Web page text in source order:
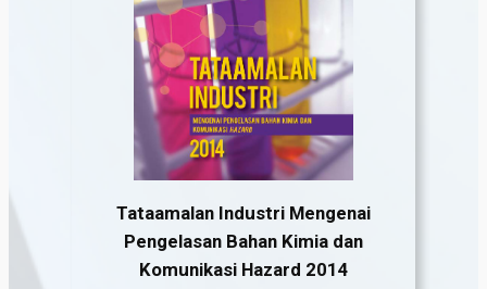
Tataamalan Industri Mengenai
Pengelasan Bahan Kimia dan
Komunikasi Hazard 2014